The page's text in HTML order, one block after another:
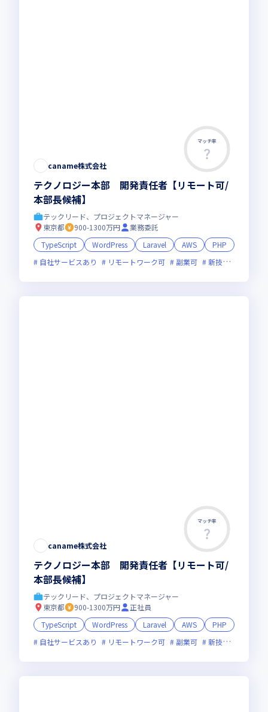
マッチ率
caname株式会社
テクノロジー本部 開発責任者【リモート可/
本部長候補】
テックリード、プロジェクトマネージャー
東京都
900-1300万円
業務委託
TypeScript
WordPress Laravel AWS
PHP
自社サービスあり
リモートワーク可 副業可 新技術に積極的
マッチ率
caname株式会社
テクノロジー本部 開発責任者【リモート可/
本部長候補】
テックリード、プロジェクトマネージャー
東京都
900-1300万円
正社員
TypeScript
WordPress Laravel AWS
PHP
自社サービスあり
リモートワーク可 副業可 新技術に積極的